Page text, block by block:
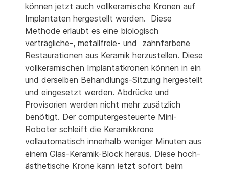
können jetzt auch vollkeramische Kronen auf
Implantaten hergestellt werden. Diese
Methode erlaubt es eine biologisch
verträgliche-, metallfreie- und zahnfarbene
Restaurationen aus Keramik herzustellen. Diese
vollkeramischen Implantatkronen können in ein
und derselben Behandlungs-Sitzung hergestellt
und eingesetzt werden. Abdrücke und
Provisorien werden nicht mehr zusätzlich
benötigt. Der computergesteuerte Mini-
Roboter schleift die Keramikkrone
vollautomatisch innerhalb weniger Minuten aus
einem Glas-Keramik-Block heraus. Diese hoch-
ästhetische Krone kann jetzt sofort beim